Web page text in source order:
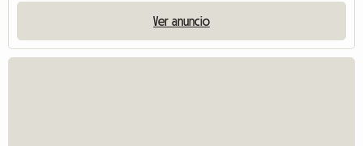
Ver anuncio